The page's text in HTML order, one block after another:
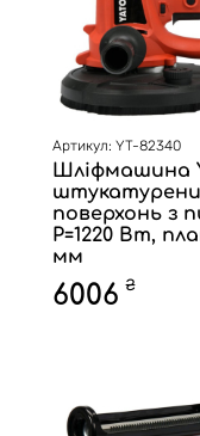
Артикул: YT-82340
Шліфмашина
поверхонь з
P=1220 Вт,
мм
6006 ₴